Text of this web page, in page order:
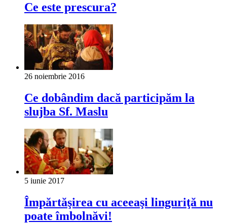
Ce este prescura?
26 noiembrie 2016
Ce dobândim dacă participăm la
slujba Sf. Maslu
5 iunie 2017
Împărtăşirea cu aceeaşi linguriţă nu
poate îmbolnăvi!